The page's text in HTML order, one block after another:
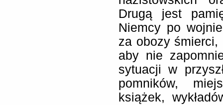
Drugą jest
Niemcy po
za obozy śmierci,
aby nie
sytuacji w
pomników,
książek,